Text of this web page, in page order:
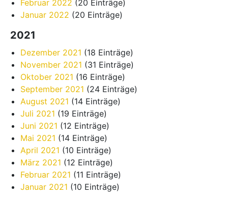
Februar 2022 (20 Einträge)
Januar 2022 (20 Einträge)
2021
Dezember 2021 (18 Einträge)
November 2021 (31 Einträge)
Oktober 2021 (16 Einträge)
September 2021 (24 Einträge)
August 2021 (14 Einträge)
Juli 2021 (19 Einträge)
Juni 2021 (12 Einträge)
Mai 2021 (14 Einträge)
April 2021 (10 Einträge)
März 2021 (12 Einträge)
Februar 2021 (11 Einträge)
Januar 2021 (10 Einträge)